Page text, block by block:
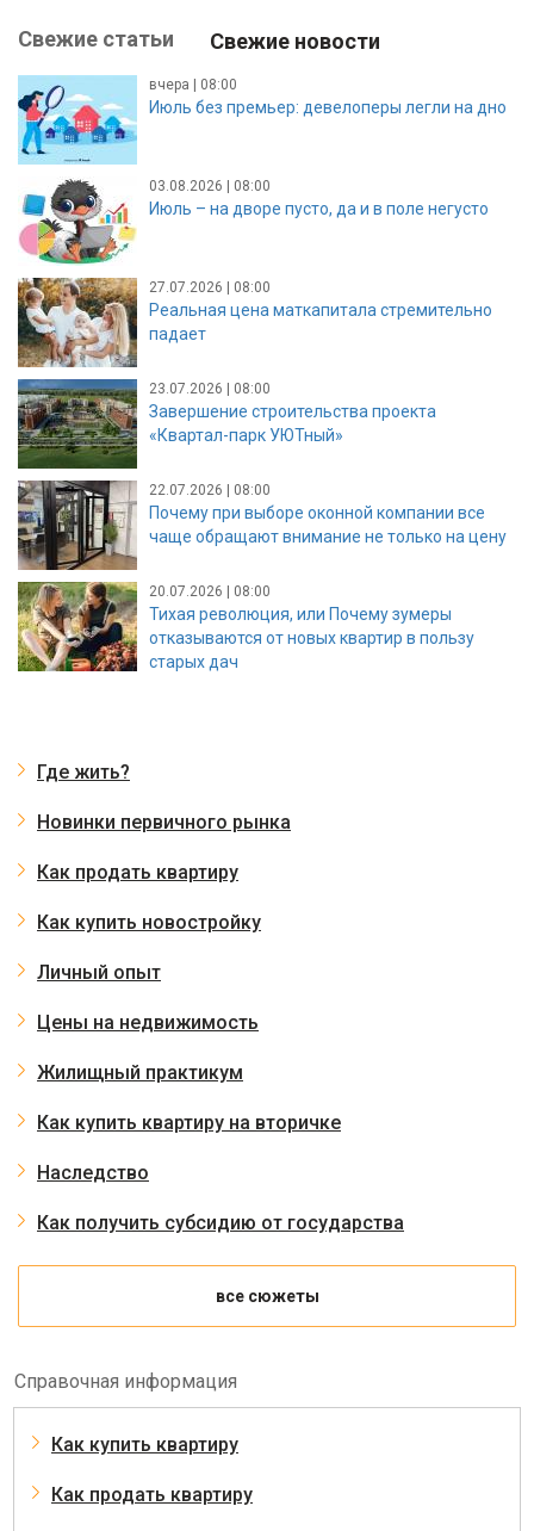
Свежие статьи Свежие новости
вчера | 08:00
Июль без премьер: девелоперы легли на дно
03.08.2026 | 08:00
Июль – на дворе пусто, да и в поле негусто
27.07.2026 | 08:00
Реальная цена маткапитала стремительно
падает
23.07.2026 | 08:00
Завершение строительства проекта
«Квартал-парк УЮТный»
22.07.2026 | 08:00
Почему при выборе оконной компании все
чаще обращают внимание не только на цену
20.07.2026 | 08:00
Тихая революция, или Почему зумеры
отказываются от новых квартир в пользу
старых дач
Где жить?
Новинки первичного рынка
Как продать квартиру
Как купить новостройку
Личный опыт
Цены на недвижимость
Жилищный практикум
Как купить квартиру на вторичке
Наследство
Как получить субсидию от государства
все сюжеты
Справочная информация
Как купить квартиру
Как продать квартиру